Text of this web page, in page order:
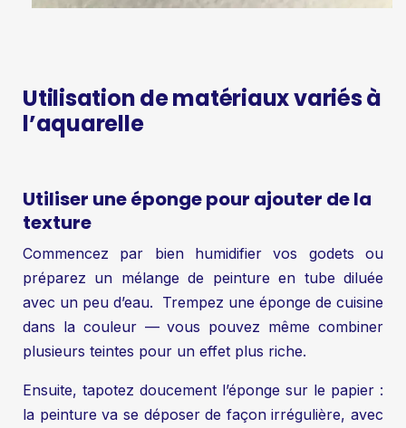
Utilisation de matériaux variés à
l’aquarelle
Utiliser une éponge pour ajouter de la
texture
Commencez par bien humidifier vos godets ou
préparez un mélange de peinture en tube diluée
avec un peu d’eau. Trempez une éponge de cuisine
dans la couleur — vous pouvez même combiner
plusieurs teintes pour un effet plus riche.
Ensuite, tapotez doucement l’éponge sur le papier :
la peinture va se déposer de façon irrégulière, avec